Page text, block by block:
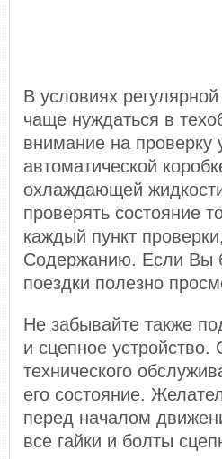
В условиях
чаще нуждаться в
внимание на проверку
автоматической
охлаждающей
проверять состояние
каждый пункт
Содержанию. Если Вы
поездки полезно
Не забывайте также
и сцепное
технического
его состояние.
перед началом
все гайки и болты